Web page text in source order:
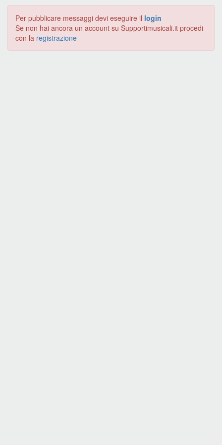
Per pubblicare messaggi devi eseguire il login
Se non hai ancora un account su Supportimusicali.it procedi
con la registrazione